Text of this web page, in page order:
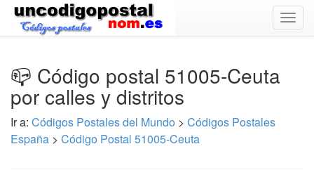
📪 Código postal 51005-Ceuta
por calles y distritos
Ir a: Códigos Postales del Mundo > Códigos Postales
España > Código Postal 51005-Ceuta